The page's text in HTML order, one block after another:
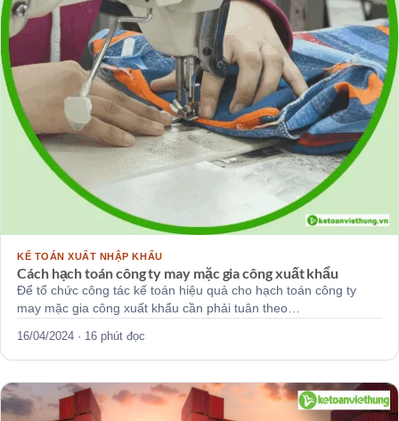
KẾ TOÁN XUẤT NHẬP KHẨU
Cách hạch toán công ty may mặc gia công xuất khẩu
Để tổ chức công tác kế toán hiệu quả cho hạch toán công ty
may mặc gia công xuất khẩu cần phải tuân theo…
16/04/2024 · 16 phút đọc